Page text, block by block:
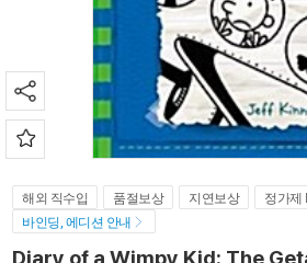
해외 직수입 품절보상 지연보상 정가제
바인딩, 에디션 안내